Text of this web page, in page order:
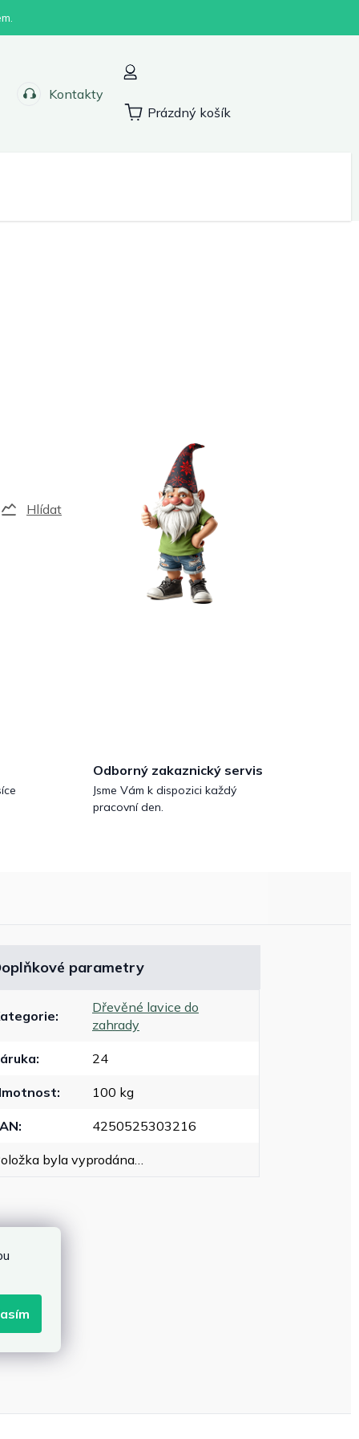
Kontakty
Nákupní
Prázdný košík
Hlídat
Odborný zakaznický servis
Jsme Vám k dispozici každý
pracovní den.
parametry
:
Dřevěné lavice do
zahrady
: 24
: 100 kg
: 4250525303216
byla vyprodána…